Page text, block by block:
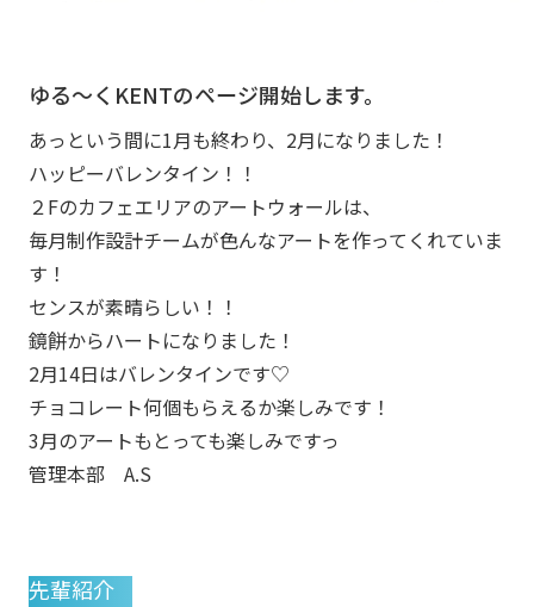
ゆる～くKENTのページ開始します。
あっという間に1月も終わり、2月になりました！​
ハッピーバレンタイン！！​
​２Fのカフェエリアのアートウォールは、​
毎月制作設計チームが色んなアートを作ってくれていま
す！​
センスが素晴らしい！！​
​鏡餅からハートになりました！​
2月14日はバレンタインです♡​
チョコレート何個もらえるか楽しみです！​
​3月のアートもとっても楽しみですっ​
管理本部 A.S
先輩紹介